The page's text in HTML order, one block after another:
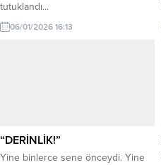
tutuklandı...
06/01/2026 16:13
“DERİNLİK!”
Yine binlerce sene önceydi. Yine